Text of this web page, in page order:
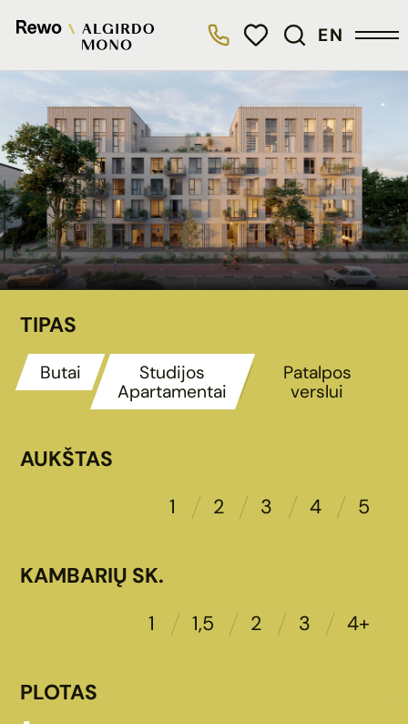
EN
TIPAS
Patalpos
verslui
Studijos
Apartamentai
Butai
AUKŠTAS
5
4
3
2
1
KAMBARIŲ SK.
4+
3
2
1,5
1
PLOTAS